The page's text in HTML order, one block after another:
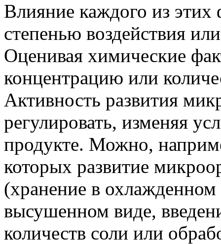
Влияние каждого из этих
степенью воздействия
Оценивая химические
концентрацию или
Активность развития
регулировать, изменяя
продукте. Можно,
которых развитие
(хранение в
высушенном виде,
количеств соли или